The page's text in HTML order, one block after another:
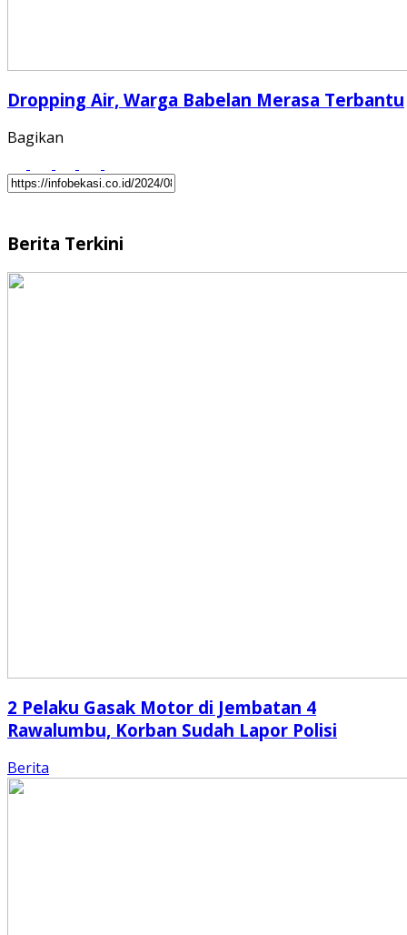
Dropping Air, Warga Babelan Merasa Terbantu
Bagikan
Berita Terkini
2 Pelaku Gasak Motor di Jembatan 4
Rawalumbu, Korban Sudah Lapor Polisi
Berita